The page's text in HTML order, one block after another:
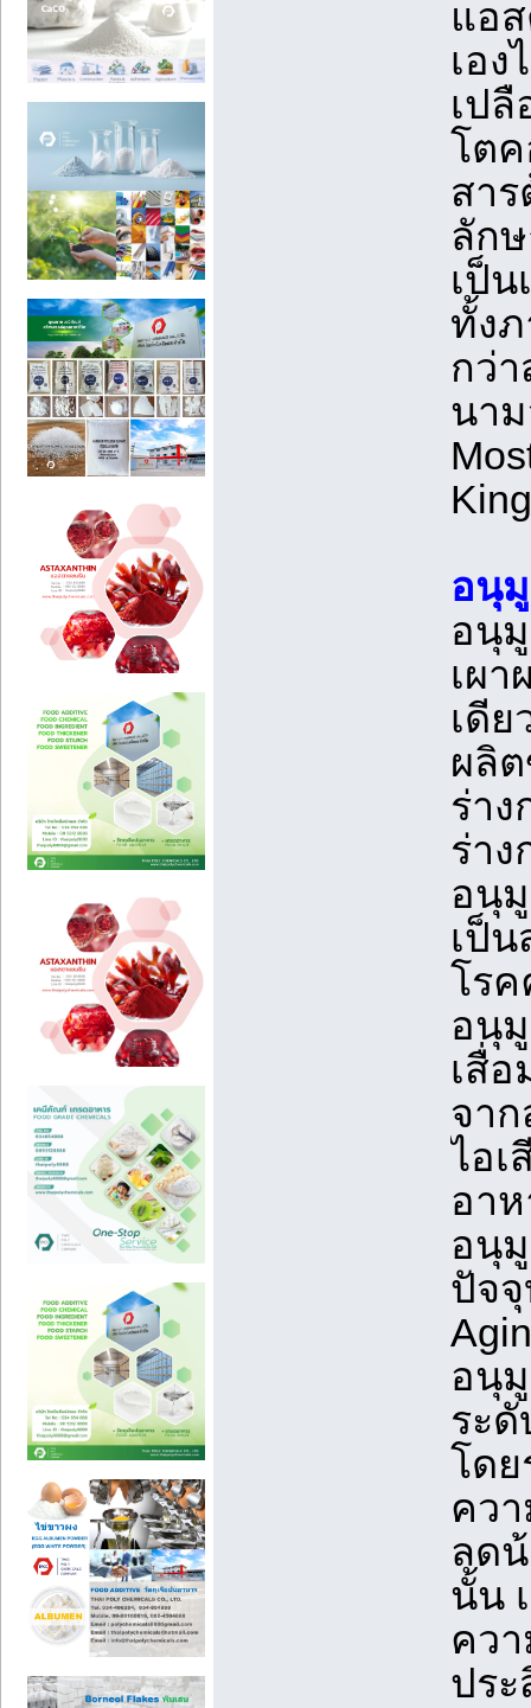
แอ
เอ
เป
โตค
สา
ลัก
เป็
ทั้ง
กว่
นา
อนุ
อนุ
เผ
เดี
ผลิ
ร่า
ร่า
อนุ
เป็
โรค
อนุ
เสื่
จา
ไอ
อา
อนุ
ปัจ
อนุ
ระ
โด
คว
ลด
นั้น
คว
ปร